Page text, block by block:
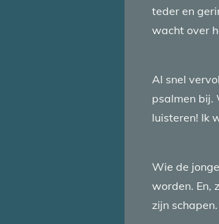
teder en
wacht over
Al snel
psalmen bij.
luisteren! Ik
Wie de
worden. En,
zijn